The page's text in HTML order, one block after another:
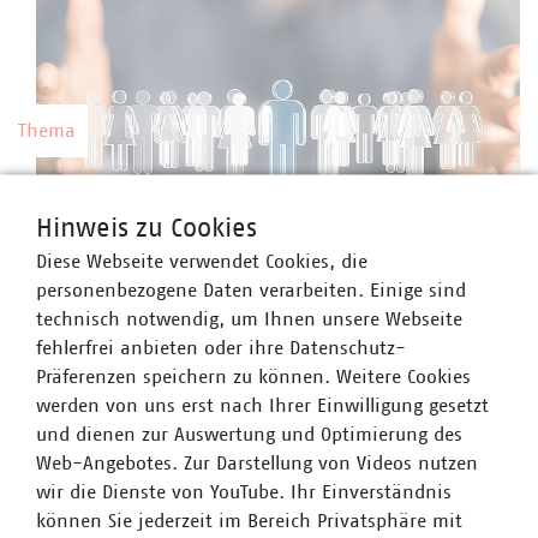
Thema
Kommunale Unternehmen arbeiten hoch
professionell, sind innovativ, zahlen nach Tarif
und bieten gute Weiterbildungsmöglichkeiten
sowie berufliche Perspektiven.
Thema
Hinweis zu Cookies
Diese Webseite verwendet Cookies, die
personenbezogene Daten verarbeiten. Einige sind
technisch notwendig, um Ihnen unsere Webseite
fehlerfrei anbieten oder ihre Datenschutz-
Präferenzen speichern zu können. Weitere Cookies
werden von uns erst nach Ihrer Einwilligung gesetzt
und dienen zur Auswertung und Optimierung des
Web-Angebotes. Zur Darstellung von Videos nutzen
wir die Dienste von YouTube. Ihr Einverständnis
können Sie jederzeit im Bereich Privatsphäre mit